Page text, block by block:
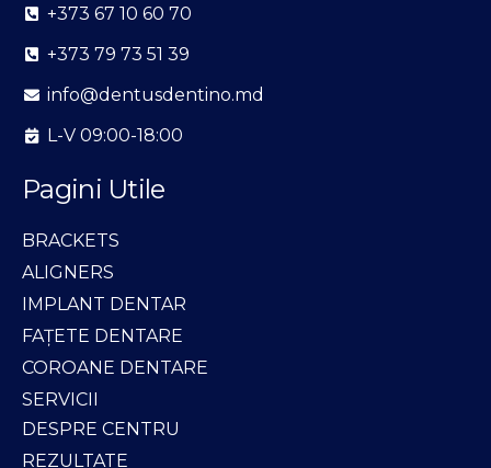
+373 67 10 60 70
+373 79 73 51 39
info@dentusdentino.md
L-V 09:00-18:00
Pagini Utile
BRACKETS
ALIGNERS
IMPLANT DENTAR
FAȚETE DENTARE
COROANE DENTARE
SERVICII
DESPRE CENTRU
REZULTATE